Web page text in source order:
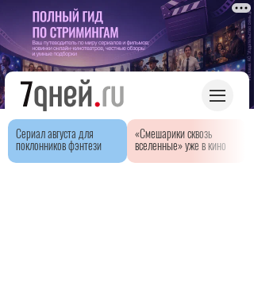
Сериал августа для
поклонников фэнтези
«Смешарики сквозь
вселенные» уже в кино